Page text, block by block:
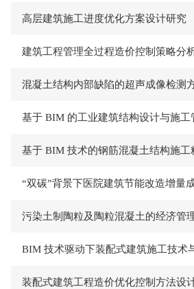
高层建筑施工进度优化方案设计研究
建筑工程管理全过程造价控制策略分
混凝土结构内部缺陷的超声成像检测
基于 BIM 的工业建筑结构设计与施工
装配式建筑工程造价优化控制方法设